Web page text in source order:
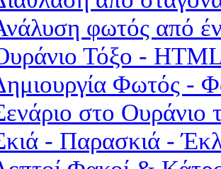
φωτός από
Τόξο -
Φωτός -
στο Ουράνιο
- Παρασκιά -